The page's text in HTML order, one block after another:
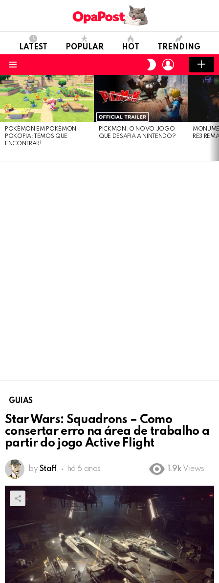
LATEST POPULAR HOT TRENDING
SWITCH
SKIN
LOGIN
LATEST
STORIES
POKÉMON EM POKÉMON
POKOPIA: TEMOS QUE
ENCONTRAR!
PICKMON: O NOVO JOGO
QUE DESAFIA A NINTENDO?
RE3
GUIAS
Star Wars: Squadrons – Como
consertar erro na área de trabalho a
partir do jogo Active Flight
by Staff há 6 anos 1.9k Views